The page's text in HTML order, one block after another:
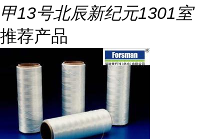
甲13号北辰新纪元1301室
推荐产品